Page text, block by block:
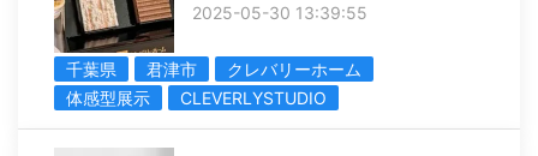
2025-05-30 13:39:55
千葉県 君津市
クレバリーホーム
体感型展示
CLEVERLYSTUDIO